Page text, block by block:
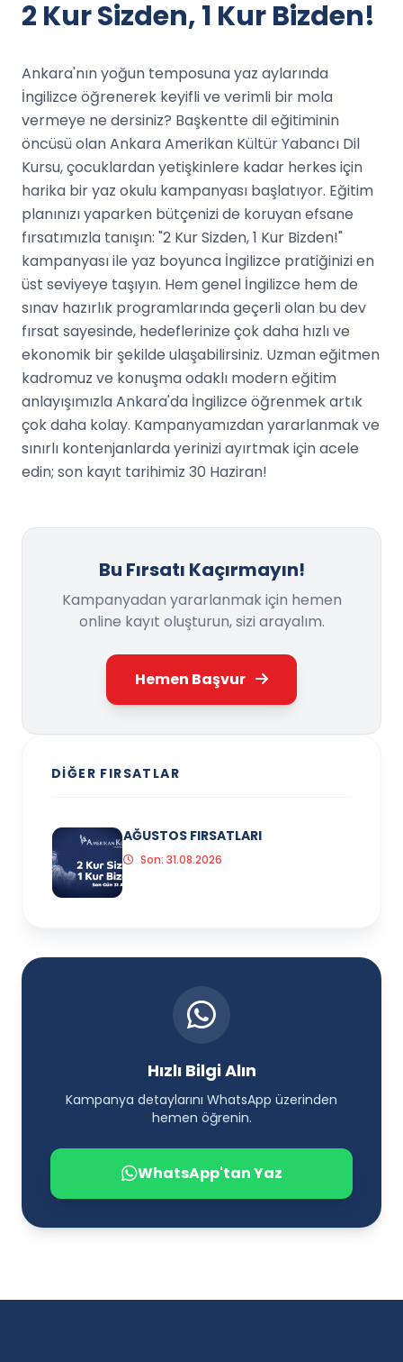
2 Kur Sizden, 1 Kur Bizden!
Ankara'nın yoğun temposuna yaz aylarında
İngilizce öğrenerek keyifli ve verimli bir mola
vermeye ne dersiniz? Başkentte dil eğitiminin
öncüsü olan Ankara Amerikan Kültür Yabancı Dil
Kursu, çocuklardan yetişkinlere kadar herkes için
harika bir yaz okulu kampanyası başlatıyor. Eğitim
planınızı yaparken bütçenizi de koruyan efsane
fırsatımızla tanışın: "2 Kur Sizden, 1 Kur Bizden!"
kampanyası ile yaz boyunca İngilizce pratiğinizi en
üst seviyeye taşıyın. Hem genel İngilizce hem de
sınav hazırlık programlarında geçerli olan bu dev
fırsat sayesinde, hedeflerinize çok daha hızlı ve
ekonomik bir şekilde ulaşabilirsiniz. Uzman eğitmen
kadromuz ve konuşma odaklı modern eğitim
anlayışımızla Ankara'da İngilizce öğrenmek artık
çok daha kolay. Kampanyamızdan yararlanmak ve
sınırlı kontenjanlarda yerinizi ayırtmak için acele
edin; son kayıt tarihimiz 30 Haziran!
Bu Fırsatı Kaçırmayın!
Kampanyadan yararlanmak için hemen
online kayıt oluşturun, sizi arayalım.
Hemen Başvur
DIĞER FIRSATLAR
AĞUSTOS FIRSATLARI
Son: 31.08.2026
Hızlı Bilgi Alın
Kampanya detaylarını WhatsApp üzerinden
hemen öğrenin.
WhatsApp'tan Yaz